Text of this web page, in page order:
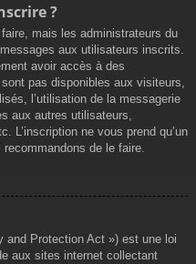
?
mais les administrateurs du
aux utilisateurs inscrits.
avoir accès à des
pas disponibles aux visiteurs,
l’utilisation de la messagerie
aux autres utilisateurs,
L’inscription ne vous prend qu’un
de le faire.
and Protection Act ») est une loi
aux sites internet collectant